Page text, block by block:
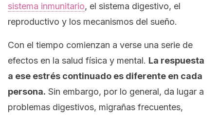
sistema inmunitario, el sistema digestivo, el
reproductivo y los mecanismos del sueño.
Con el tiempo comienzan a verse una serie de
efectos en la salud física y mental. La respuesta
a ese estrés continuado es diferente en cada
persona. Sin embargo, por lo general, da lugar a
problemas digestivos, migrañas frecuentes,